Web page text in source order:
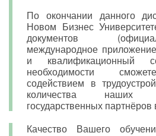
По окончании данного
Новом Бизнес
документов
международное
и квалификационный
необходимости
содействием в
количества наших
государственных
Качество Вашего